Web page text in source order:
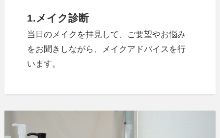
1.メイク診断
当日のメイクを拝見して、ご要望やお悩み
をお聞きしながら、メイクアドバイスを行
います。